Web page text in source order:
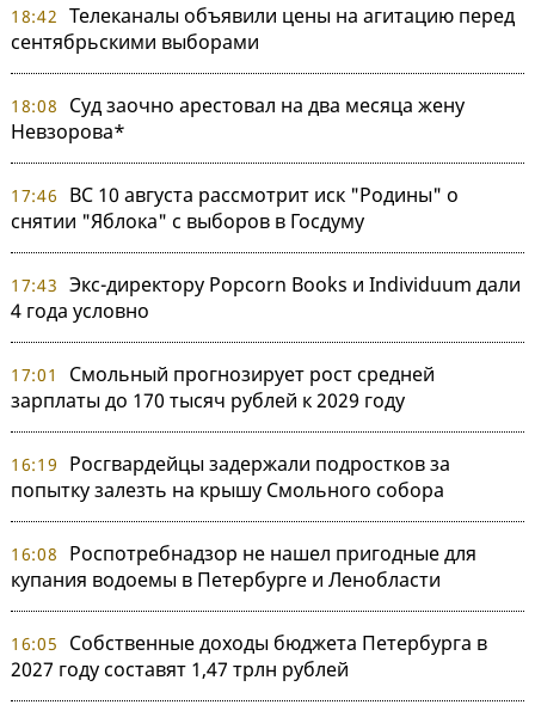
18:42 Телеканалы объявили цены на агитацию перед
сентябрьскими выборами
18:08
Суд заочно арестовал на два месяца жену
Невзорова*
17:46
ВС 10 августа рассмотрит иск "Родины" о
снятии "Яблока" с выборов в Госдуму
17:43 Экс-директору Popcorn Books и Individuum дали
4 года условно
17:01
Смольный прогнозирует рост средней
зарплаты до 170 тысяч рублей к 2029 году
16:19
Росгвардейцы задержали подростков за
попытку залезть на крышу Смольного собора
16:08
Роспотребнадзор не нашел пригодные для
купания водоемы в Петербурге и Ленобласти
16:05
Собственные доходы бюджета Петербурга в
2027 году составят 1,47 трлн рублей